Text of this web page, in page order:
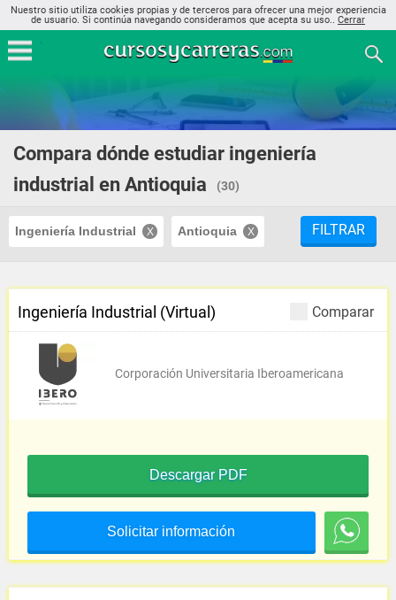
Nuestro sitio utiliza cookies propias y de terceros para ofrecer una mejor experiencia
de usuario. Si continúa navegando consideramos que acepta su uso.. Cerrar
Compara dónde estudiar ingeniería
industrial en Antioquia
(30)
Ingeniería Industrial Antioquia FILTRAR
Comparar
Ingeniería Industrial (Virtual)
Corporación Universitaria Iberoamericana
Descargar PDF
Solicitar información